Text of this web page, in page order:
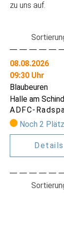
zu uns auf.
08.08.2026
09:30 Uhr
Blaubeuren
Halle am
ADFC-
Noch 2